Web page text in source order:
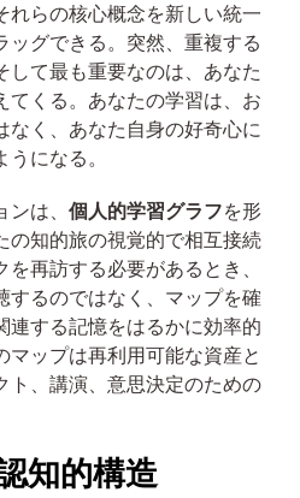
れらの核心概念を新しい統一
ッグできる。突然、重複する
して最も重要なのは、あなた
てくる。あなたの学習は、お
なく、あなた自身の好奇心に
になる。
は、 個人的学習グラフを形
の知的旅の視覚的で相互接続
再訪する必要があるとき、
するのではなく、マップを確
連する記憶をはるかに効率的
マップは再利用可能な資産と
ト、講演、意思決定のための
知的構造